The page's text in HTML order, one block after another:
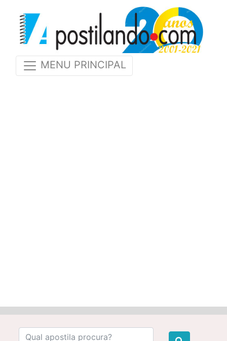
MENU PRINCIPAL